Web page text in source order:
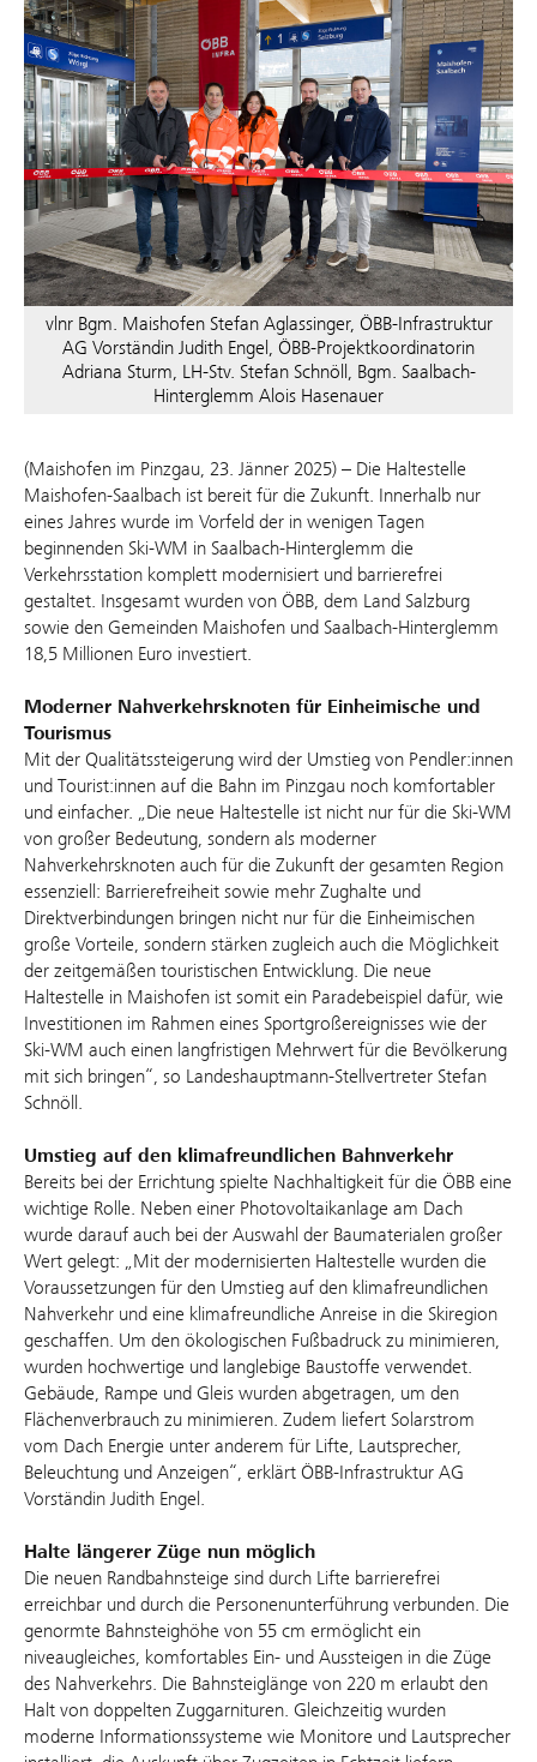
vlnr Bgm. Maishofen Stefan Aglassinger, ÖBB-Infrastruktur
AG Vorständin Judith Engel, ÖBB-Projektkoordinatorin
Adriana Sturm, LH-Stv. Stefan Schnöll, Bgm. Saalbach-
Hinterglemm Alois Hasenauer
(Maishofen im Pinzgau, 23. Jänner 2025) – Die Haltestelle
Maishofen-Saalbach ist bereit für die Zukunft. Innerhalb nur
eines Jahres wurde im Vorfeld der in wenigen Tagen
beginnenden Ski-WM in Saalbach-Hinterglemm die
Verkehrsstation komplett modernisiert und barrierefrei
gestaltet. Insgesamt wurden von ÖBB, dem Land Salzburg
sowie den Gemeinden Maishofen und Saalbach-Hinterglemm
18,5 Millionen Euro investiert.
Moderner Nahverkehrsknoten für Einheimische und
Tourismus
Mit der Qualitätssteigerung wird der Umstieg von Pendler:innen
und Tourist:innen auf die Bahn im Pinzgau noch komfortabler
und einfacher. „Die neue Haltestelle ist nicht nur für die Ski-WM
von großer Bedeutung, sondern als moderner
Nahverkehrsknoten auch für die Zukunft der gesamten Region
essenziell: Barrierefreiheit sowie mehr Zughalte und
Direktverbindungen bringen nicht nur für die Einheimischen
große Vorteile, sondern stärken zugleich auch die Möglichkeit
der zeitgemäßen touristischen Entwicklung. Die neue
Haltestelle in Maishofen ist somit ein Paradebeispiel dafür, wie
Investitionen im Rahmen eines Sportgroßereignisses wie der
Ski-WM auch einen langfristigen Mehrwert für die Bevölkerung
mit sich bringen“, so Landeshauptmann-Stellvertreter Stefan
Schnöll.
Umstieg auf den klimafreundlichen Bahnverkehr
Bereits bei der Errichtung spielte Nachhaltigkeit für die ÖBB eine
wichtige Rolle. Neben einer Photovoltaikanlage am Dach
wurde darauf auch bei der Auswahl der Baumaterialen großer
Wert gelegt: „Mit der modernisierten Haltestelle wurden die
Voraussetzungen für den Umstieg auf den klimafreundlichen
Nahverkehr und eine klimafreundliche Anreise in die Skiregion
geschaffen. Um den ökologischen Fußbadruck zu minimieren,
wurden hochwertige und langlebige Baustoffe verwendet.
Gebäude, Rampe und Gleis wurden abgetragen, um den
Flächenverbrauch zu minimieren. Zudem liefert Solarstrom
vom Dach Energie unter anderem für Lifte, Lautsprecher,
Beleuchtung und Anzeigen“, erklärt ÖBB-Infrastruktur AG
Vorständin Judith Engel.
Halte längerer Züge nun möglich
Die neuen Randbahnsteige sind durch Lifte barrierefrei
erreichbar und durch die Personenunterführung verbunden. Die
genormte Bahnsteighöhe von 55 cm ermöglicht ein
niveaugleiches, komfortables Ein- und Aussteigen in die Züge
des Nahverkehrs. Die Bahnsteiglänge von 220 m erlaubt den
Halt von doppelten Zuggarnituren. Gleichzeitig wurden
moderne Informationssysteme wie Monitore und Lautsprecher